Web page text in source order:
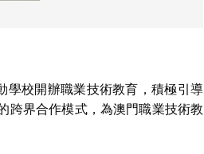
學校開辦職業技術教育，積極引導
跨界合作模式，為澳門職業技術教